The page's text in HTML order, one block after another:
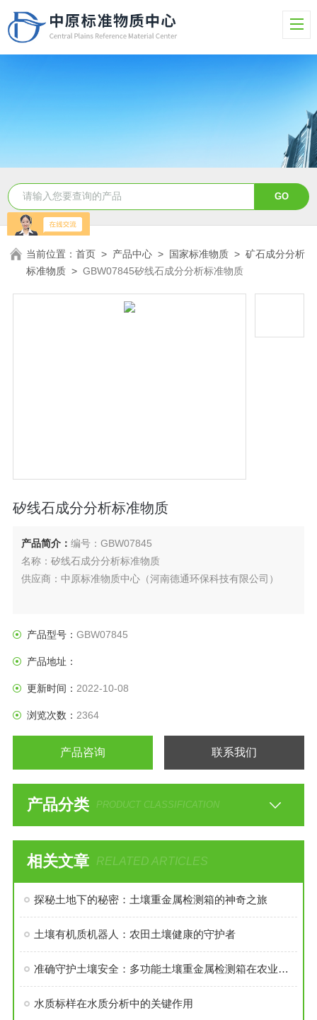
当前位置：首页 > 产品中心 > 国家标准物质 >矿石成分分析
标准物质 >GBW07845矽线石成分分析标准物质
矽线石成分分析标准物质
产品简介： 编号：GBW07845
名称：矽线石成分分析标准物质
供应商：中原标准物质中心（河南德通环保科技有限公司）
产品型号： GBW07845
产品地址：
更新时间： 2022-10-08
浏览次数： 2364
产品咨询 联系我们
产品分类 PRODUCT CLASSIFICATION
相关文章 RELATED ARTICLES
探秘土地下的秘密：土壤重金属检测箱的神奇之旅
土壤有机质机器人：农田土壤健康的守护者
准确守护土壤安全：多功能土壤重金属检测箱在农业环境监测中的实践
水质标样在水质分析中的关键作用